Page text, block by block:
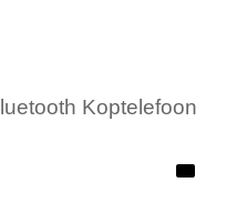
Koptelefoon